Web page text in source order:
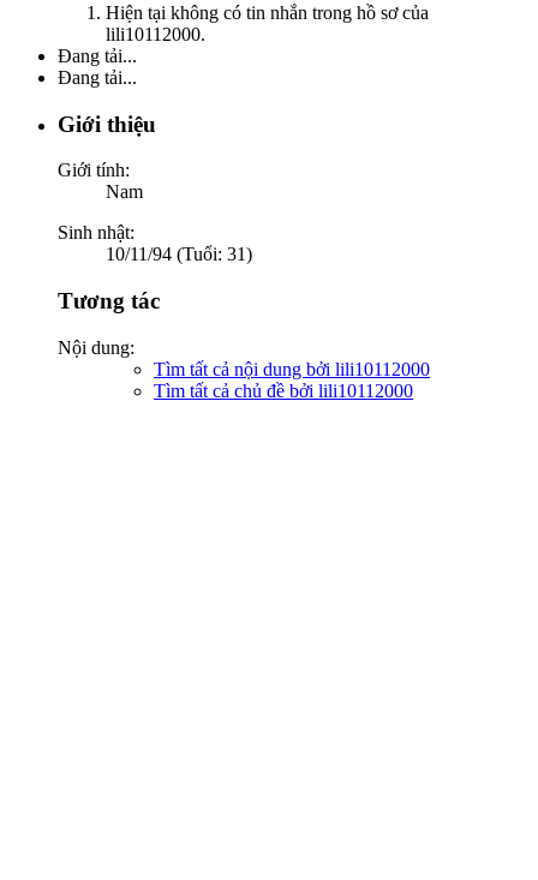
Hiện tại không có tin nhắn trong hồ sơ của
lili10112000.
Đang tải...
Đang tải...
Giới thiệu
Giới tính:
Nam
Sinh nhật:
10/11/94 (Tuổi: 31)
Tương tác
Nội dung:
Tìm tất cả nội dung bởi lili10112000
Tìm tất cả chủ đề bởi lili10112000